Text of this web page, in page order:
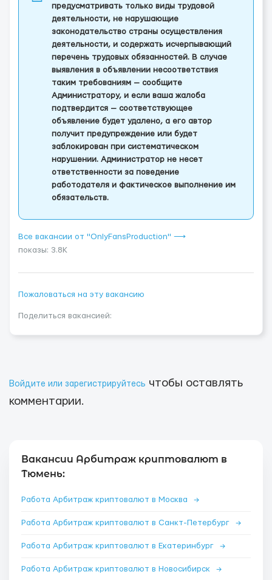
предусматривать только виды трудовой
деятельности, не нарушающие
законодательство страны осуществления
деятельности, и содержать исчерпывающий
перечень трудовых обязанностей. В случае
выявления в объявлении несоответствия
таким требованиям — сообщите
Администратору, и если ваша жалоба
подтвердится — соответствующее
объявление будет удалено, а его автор
получит предупреждение или будет
заблокирован при систематическом
нарушении. Администратор не несет
ответственности за поведение
работодателя и фактическое выполнение им
обязательств.
Все вакансии от "OnlyFansProduction" ⟶
показы: 3.8K
Пожаловаться на эту вакансию
Поделиться вакансией:
Войдите или зарегистрируйтесь чтобы оставлять
комментарии.
Вакансии Арбитраж криптовалют в
Тюмень:
Работа Арбитраж криптовалют в Москва →
Работа Арбитраж криптовалют в Санкт-Петербург →
Работа Арбитраж криптовалют в Екатеринбург →
Работа Арбитраж криптовалют в Новосибирск →